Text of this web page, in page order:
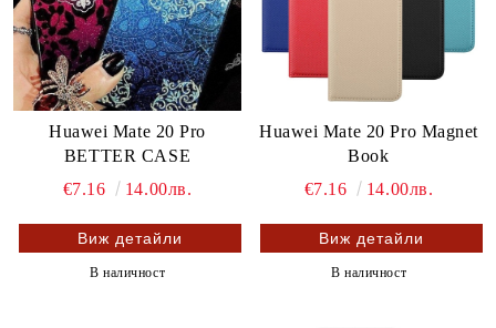
Huawei Mate 20 Pro
BETTER CASE
€7.16
14.00лв.
Виж детайли
В наличност
Huawei Mate 20 Pro Magnet
Book
€7.16
14.00лв.
Виж детайли
В наличност